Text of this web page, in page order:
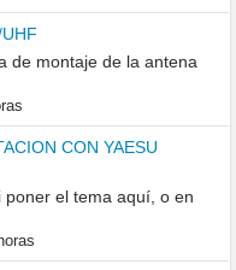
de montaje de la antena
CON YAESU
el tema aquí, o en